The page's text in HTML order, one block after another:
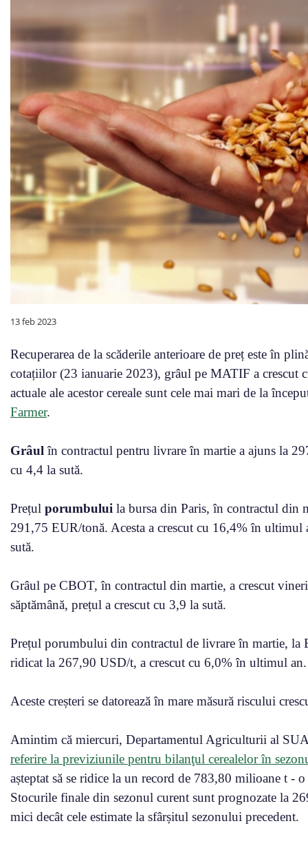
13 feb 2023
Recuperarea de la scăderile anterioare de preț este în
cotațiilor (23 ianuarie 2023), grâul pe MATIF a crescut
actuale ale acestor cereale sunt cele mai mari de la
Farmer.
Grâul în contractul pentru livrare în martie a ajuns la
cu 4,4 la sută.
Prețul porumbului la bursa din Paris, în contractul din
291,75 EUR/tonă. Acesta a crescut cu 16,4% în
sută.
Grâul pe CBOT, în contractul din martie, a crescut
săptămână, prețul a crescut cu 3,9 la sută.
Prețul porumbului din contractul de livrare în martie, la
ridicat la 267,90 USD/t, a crescut cu 6,0% în ultimul
Aceste creșteri se datorează în mare măsură riscului
Amintim că miercuri, Departamentul Agriculturii al
referire la previziunile pentru bilanţul cerealelor în
așteptat să se ridice la un record de 783,80 milioane t -
Stocurile finale din sezonul curent sunt prognozate la
mici decât cele estimate la sfârșitul sezonului precedent.